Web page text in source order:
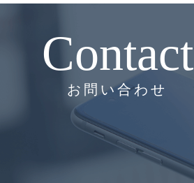
Contact
お問い合わせ